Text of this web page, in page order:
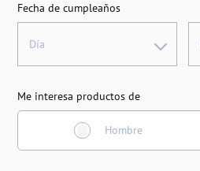
Fecha de cumpleaños
Día
Me interesa productos de
Hombre